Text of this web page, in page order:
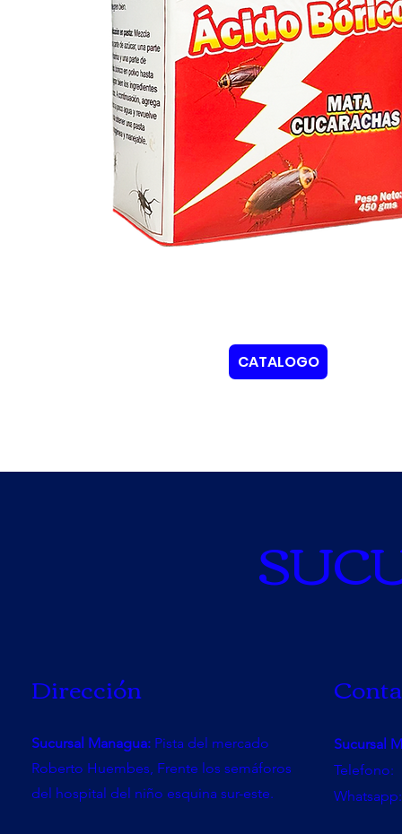
CATALOGO
Dirección
Sucursal Managua: Pista del mercado
Roberto Huembes, Frente los semáforos
del hospital del niño esquina sur-este.
Sucursal
Telefono: